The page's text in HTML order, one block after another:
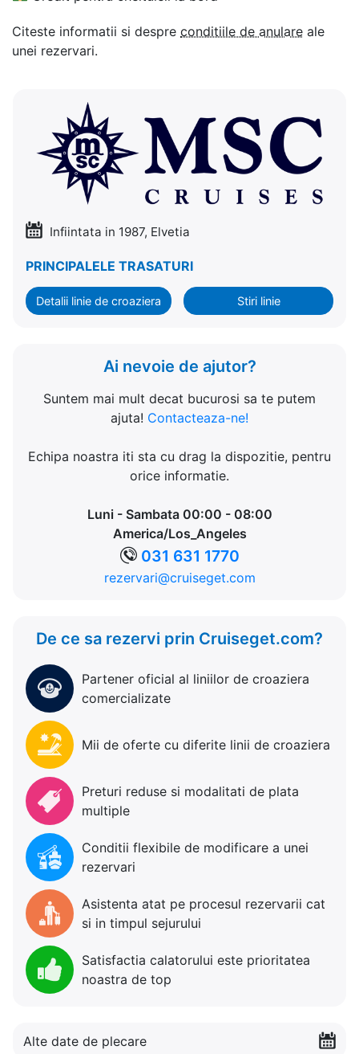
Citeste informatii si despre conditiile de anulare ale
unei rezervari.
Infiintata in 1987, Elvetia
PRINCIPALELE TRASATURI
Detalii linie de croaziera Stiri linie
Ai nevoie de ajutor?
Suntem mai mult decat bucurosi sa te putem
ajuta! Contacteaza-ne!
Echipa noastra iti sta cu drag la dispozitie, pentru
orice informatie.
Luni - Sambata 00:00 - 08:00
America/Los_Angeles
031 631 1770
rezervari@cruiseget.com
De ce sa rezervi prin Cruiseget.com?
Partener oficial al liniilor de croaziera
comercializate
Mii de oferte cu diferite linii de croaziera
Preturi reduse si modalitati de plata
multiple
Conditii flexibile de modificare a unei
rezervari
Asistenta atat pe procesul rezervarii cat
si in timpul sejurului
Satisfactia calatorului este prioritatea
noastra de top
Alte date de plecare